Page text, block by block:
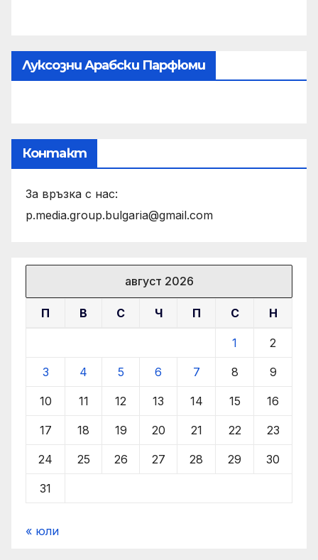
Луксозни Арабски Парфюми
Контакт
За връзка с нас:
p.media.group.bulgaria@gmail.com
август 2026
П В С Ч П С Н
1 2
3 4 5 6 7 8 9
10 11 12 13 14 15 16
17 18 19 20 21 22 23
24 25 26 27 28 29 30
31
« юли